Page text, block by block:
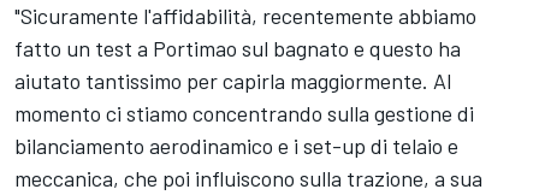
"Sicuramente l'affidabilità, recentemente abbiamo
fatto un test a Portimao sul bagnato e questo ha
aiutato tantissimo per capirla maggiormente. Al
momento ci stiamo concentrando sulla gestione di
bilanciamento aerodinamico e i set-up di telaio e
meccanica, che poi influiscono sulla trazione, a sua